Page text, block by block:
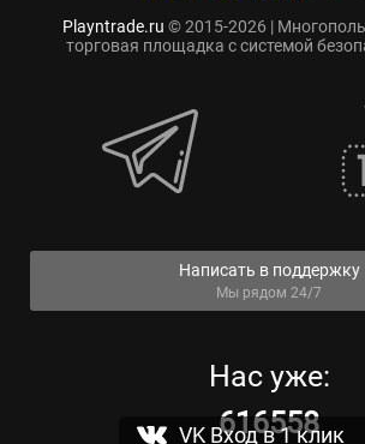
Playntrade.ru © 2015-2026 |
торговая площадка с системой
Написать в поддержку
Мы рядом 24/7
Нас уже:
616558
VK Вход в 1 клик